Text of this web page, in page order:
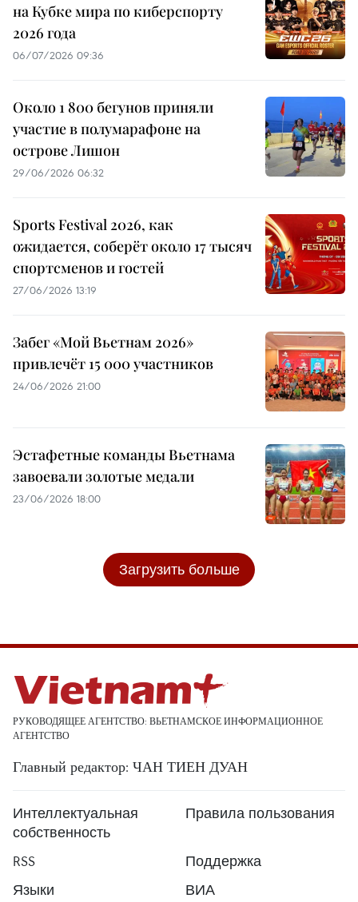
на Кубке мира по киберспорту
2026 года
06/07/2026 09:36
Около 1 800 бегунов приняли
участие в полумарафоне на
острове Лишон
29/06/2026 06:32
Sports Festival 2026, как
ожидается, соберёт около 17 тысяч
спортсменов и гостей
27/06/2026 13:19
Забег «Мой Вьетнам 2026»
привлечёт 15 000 участников
24/06/2026 21:00
Эстафетные команды Вьетнама
завоевали золотые медали
23/06/2026 18:00
Загрузить больше
РУКОВОДЯЩЕЕ АГЕНТСТВО: ВЬЕТНАМСКОЕ ИНФОРМАЦИОННОЕ
АГЕНТСТВО
Главный редактор: ЧАН ТИЕН ДУАН
Интеллектуальная
собственность
Правила пользования
RSS
Поддержка
Языки
ВИА